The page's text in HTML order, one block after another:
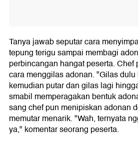
Tanya jawab seputar cara
tepung terigu sampai membagi
perbincangan hangat peserta. Chef
cara menggilas adonan. "Gilas
kemudian putar dan gilas lagi
smabil memperagakan bentuk
sang chef pun menipiskan adonan
memutar menarik. "Wah, ternyata
ya," komentar seorang peserta.